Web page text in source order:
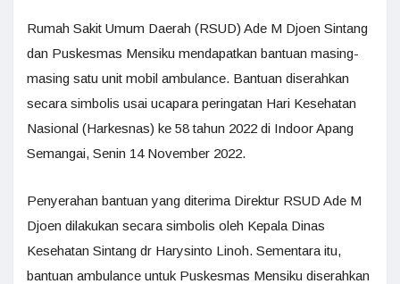
Rumah Sakit Umum Daerah (RSUD) Ade M Djoen Sintang
dan Puskesmas Mensiku mendapatkan bantuan masing-
masing satu unit mobil ambulance. Bantuan diserahkan
secara simbolis usai ucapara peringatan Hari Kesehatan
Nasional (Harkesnas) ke 58 tahun 2022 di Indoor Apang
Semangai, Senin 14 November 2022.
Penyerahan bantuan yang diterima Direktur RSUD Ade M
Djoen dilakukan secara simbolis oleh Kepala Dinas
Kesehatan Sintang dr Harysinto Linoh. Sementara itu,
bantuan ambulance untuk Puskesmas Mensiku diserahkan